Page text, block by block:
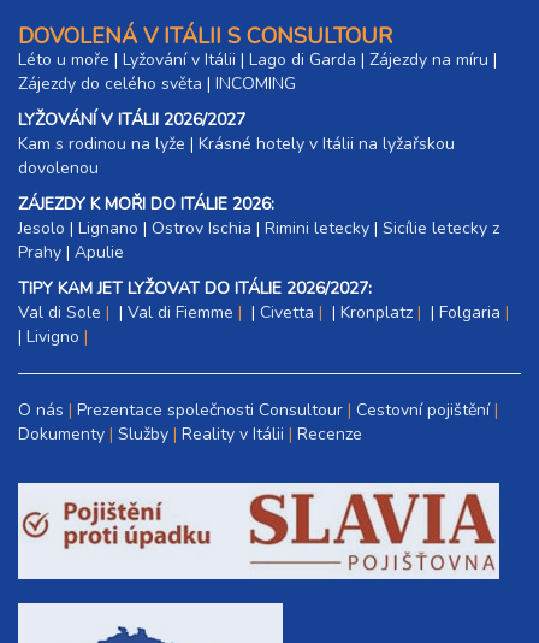
DOVOLENÁ V ITÁLII S CONSULTOUR
Léto u moře | Lyžování v Itálii | Lago di Garda | Zájezdy na míru |
Zájezdy do celého světa | INCOMING
LYŽOVÁNÍ V ITÁLII 2026/2027
Kam s rodinou na lyže |​ Krásné hotely v Itálii na lyžařskou
dovolenou
ZÁJEZDY K MOŘI DO ITÁLIE 2026:
Jesolo | Lignano | Ostrov Ischia | Rimini letecky | Sicílie letecky z
Prahy | Apulie
TIPY KAM JET LYŽOVAT DO ITÁLIE 2026/2027:
Val di Sole
| Val di Fiemme | Civetta | Kronplatz | Folgaria
| Livigno
O nás Prezentace společnosti Consultour Cestovní pojištění
Dokumenty Služby Reality v Itálii Recenze